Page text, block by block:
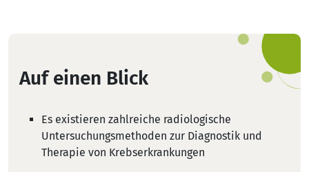
Auf einen Blick
Es existieren zahlreiche radiologische
Untersuchungsmethoden zur Diagnostik und
Therapie von Krebserkrankungen